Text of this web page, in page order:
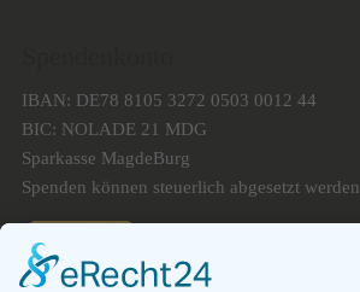
IBAN: DE78 8105 3272 0503 0012 44
BIC: NOLADE 21 MDG
Sparkasse MagdeBurg
Spenden können steuerlich abgesetzt werden